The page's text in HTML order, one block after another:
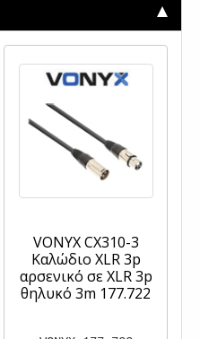
VONYX CX310-3
Καλώδιο XLR 3p
αρσενικό σε XLR 3p
θηλυκό 3m 177.722